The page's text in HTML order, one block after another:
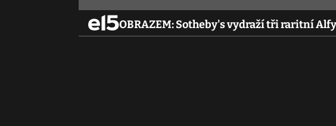
OBRAZEM: Sotheby's vydraží tři raritní